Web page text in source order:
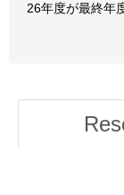
26年度が最終年